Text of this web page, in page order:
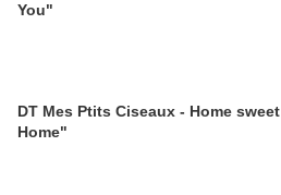
You"
DT Mes Ptits Ciseaux - Home sweet
Home"